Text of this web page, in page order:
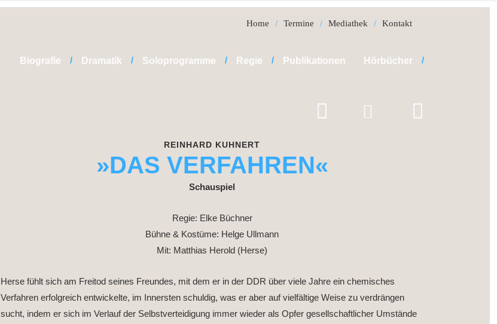
Home Termine Mediathek Kontakt
Biografie Dramatik Soloprogramme Regie Publikationen Hörbücher
REINHARD KUHNERT
»DAS VERFAHREN«
Schauspiel
Regie: Elke Büchner
Bühne & Kostüme: Helge Ullmann
Mit: Matthias Herold (Herse)
Herse fühlt sich am Freitod seines Freundes, mit dem er in der DDR über viele Jahre ein chemisches
Verfahren erfolgreich entwickelte, im Innersten schuldig, was er aber auf vielfältige Weise zu verdrängen
sucht, indem er sich im Verlauf der Selbstverteidigung immer wieder als Opfer gesellschaftlicher Umstände